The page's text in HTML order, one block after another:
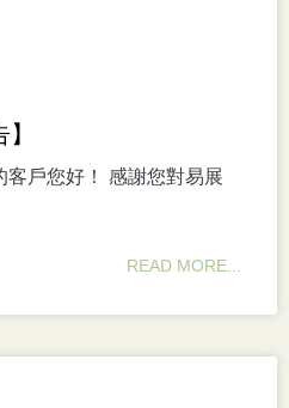
客戶您好！ 感謝您對易展
READ MORE...